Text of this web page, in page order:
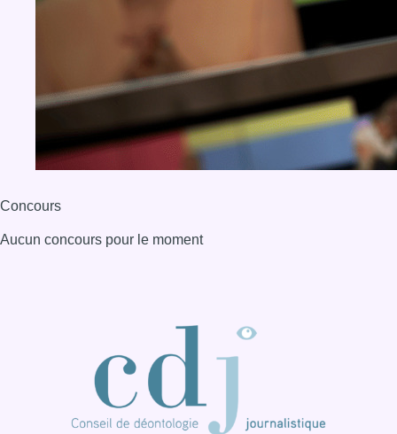
Concours
Aucun concours pour le moment